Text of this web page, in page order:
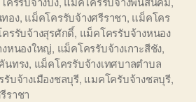
อง, แม็คโครรับจ้างศรีราชา, แม็คโคร
รรับจ้างสุรศักดิ์, แม็คโครรับจ้างหนอง
หนองใหญ่, แม็คโครรับจ้างเกาะสีชัง,
นทรง, แม็คโครรับจ้างเทศบาลตำบล
บจ้างเมืองชลบุรี, แมคโครับจ้างชลบุรี,
ราชา